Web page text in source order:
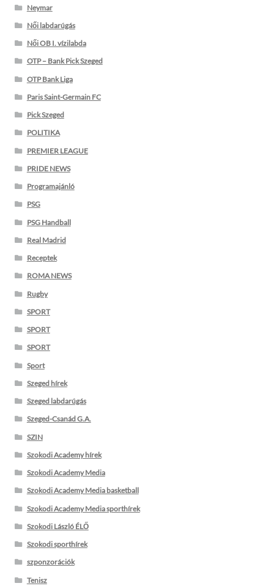
Neymar
Női labdarúgás
Női OB I. vízilabda
OTP – Bank Pick Szeged
OTP Bank Liga
Paris Saint-Germain FC
Pick Szeged
POLITIKA
PREMIER LEAGUE
PRIDE NEWS
Programajánló
PSG
PSG Handball
Real Madrid
Receptek
ROMA NEWS
Rugby
SPORT
SPORT
SPORT
Sport
Szeged hírek
Szeged labdarúgás
Szeged-Csanád G.A.
SZIN
Szokodi Academy hírek
Szokodi Academy Media
Szokodi Academy Media basketball
Szokodi Academy Media sporthírek
Szokodi László ÉLŐ
Szokodi sporthírek
szponzorációk
Tenisz